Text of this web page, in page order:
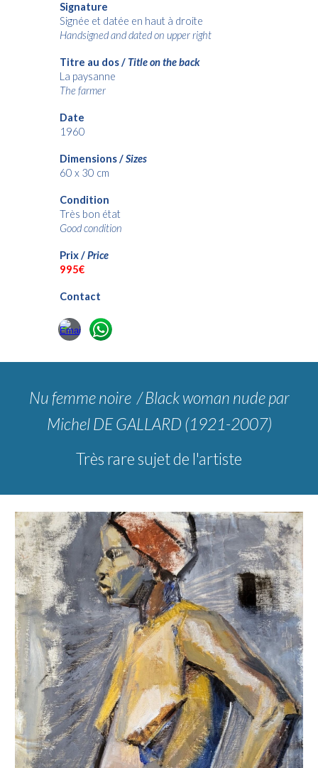
Signature
Signée et datée en haut à droite
Handsigned and dated on upper right
Titre au dos / Title on the back
La paysanne
The farmer
Date
1960
Dimensions /Sizes
60 x 30 cm
Condition
Très bon état
Good condition
Prix /Price
995€
Contact
Nu femme noire / Black woman nudepar
Michel DE GALLARD (1921-2007)
Très rare sujet de l'artiste